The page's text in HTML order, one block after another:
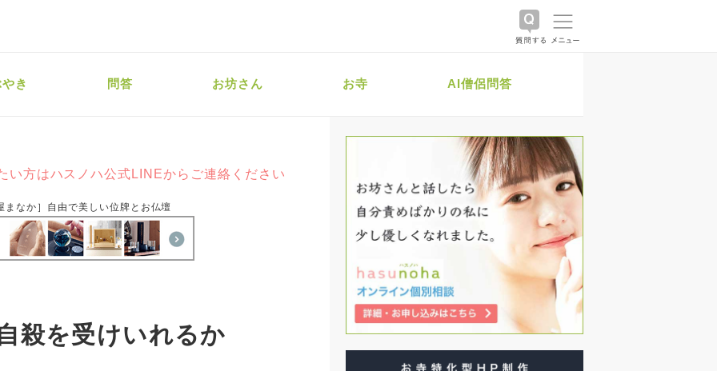
き 問答 お坊さん お寺 AI僧侶問答
い方はハスノハ公式LINEからご連絡ください
まなか］自由で美しい位牌とお仏壇
殺を受けいれるか